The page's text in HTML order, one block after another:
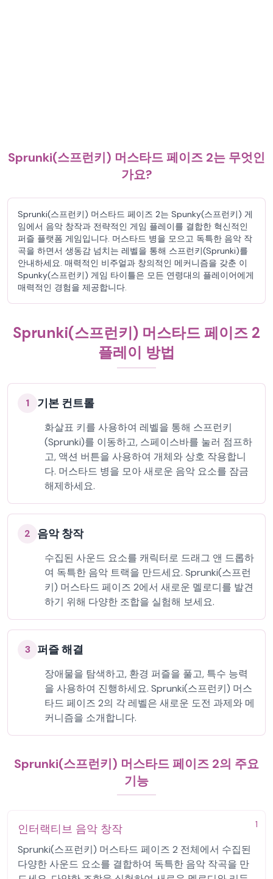
Sprunki(스프런키) 머스타드 페이즈 2는 무엇인
가요?
Sprunki(스프런키) 머스타드 페이즈 2는 Spunky(스프런키) 게
임에서 음악 창작과 전략적인 게임 플레이를 결합한 혁신적인
퍼즐 플랫폼 게임입니다. 머스타드 병을 모으고 독특한 음악 작
곡을 하면서 생동감 넘치는 레벨을 통해 스프런키(Sprunki)를
안내하세요. 매력적인 비주얼과 창의적인 메커니즘을 갖춘 이
Spunky(스프런키) 게임 타이틀은 모든 연령대의 플레이어에게
매력적인 경험을 제공합니다.
Sprunki(스프런키) 머스타드 페이즈 2
플레이 방법
1 기본 컨트롤
화살표 키를 사용하여 레벨을 통해 스프런키
(Sprunki)를 이동하고, 스페이스바를 눌러 점프하
고, 액션 버튼을 사용하여 개체와 상호 작용합니
다. 머스타드 병을 모아 새로운 음악 요소를 잠금
해제하세요.
2 음악 창작
수집된 사운드 요소를 캐릭터로 드래그 앤 드롭하
여 독특한 음악 트랙을 만드세요. Sprunki(스프런
키) 머스타드 페이즈 2에서 새로운 멜로디를 발견
하기 위해 다양한 조합을 실험해 보세요.
3 퍼즐 해결
장애물을 탐색하고, 환경 퍼즐을 풀고, 특수 능력
을 사용하여 진행하세요. Sprunki(스프런키) 머스
타드 페이즈 2의 각 레벨은 새로운 도전 과제와 메
커니즘을 소개합니다.
Sprunki(스프런키) 머스타드 페이즈 2의 주요
기능
1
인터랙티브 음악 창작
Sprunki(스프런키) 머스타드 페이즈 2 전체에서 수집된
다양한 사운드 요소를 결합하여 독특한 음악 작곡을 만